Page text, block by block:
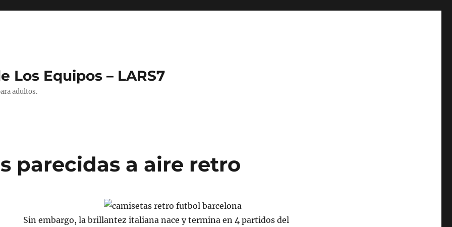
Los Equipos – LARS7
adultos.
parecidas a aire retro
Sin embargo, la brillantez italiana nace y termina en 4 partidos del